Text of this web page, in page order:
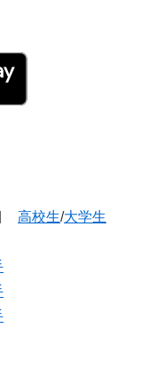
高校生/大学生